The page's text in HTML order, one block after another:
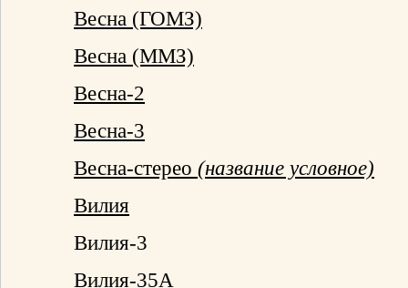
Весна (ГОМЗ)
Весна (ММЗ)
Весна-2
Весна-3
Весна-стерео (название условное)
Вилия
Вилия-3
Вилия-35А